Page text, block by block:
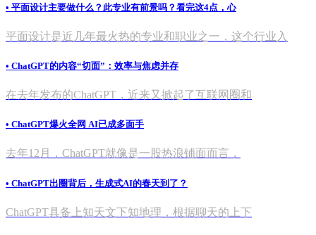
• 平面设计主要做什么？此专业有前景吗？看完这4点，心
平面设计是近几年最火热的专业和职业之一，这个行业入
• ChatGPT的内容“切面”：效率与焦虑并存
在去年发布的ChatGPT，近来又掀起了互联网圈和
• ChatGPT爆火全网 AI已成多面手
去年12月，ChatGPT就像是一股热浪铺面而言，
• ChatGPT出圈背后，生成式AI的春天到了？
ChatGPT具备上知天文下知地理，根据聊天的上下